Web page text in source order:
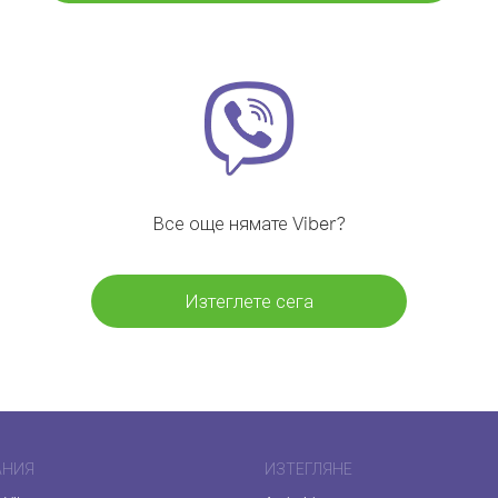
Все още нямате Viber?
Изтеглете сега
ИЗТЕГЛЯНЕ